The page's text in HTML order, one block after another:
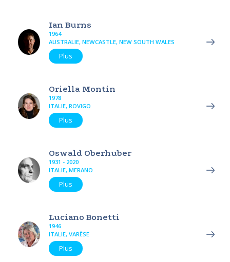
Ian Burns
1964
AUSTRALIE, NEWCASTLE, NEW SOUTH WALES
Plus
Oriella Montin
1978
ITALIE, ROVIGO
Plus
Oswald Oberhuber
1931 - 2020
ITALIE, MERANO
Plus
Luciano Bonetti
1946
ITALIE, VARÈSE
Plus